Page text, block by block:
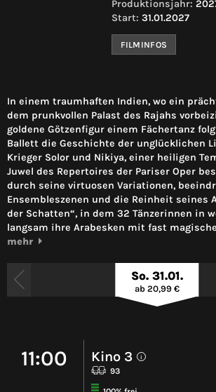
Produktionsjahr:
Start: 31.01.2027
FILMINFOS
In einem traumhaften Indien, wo ein
dem prunkvollen Palast des Rajahs
goldene Götzenfigur einem Fächertanz
Ballett die Geschichte der unglücklichen
Krieger Solor und Nikiya, einer heiligen
Juwel des Repertoires der Pariser Oper
durch seine virtuosen Variationen,
Ensembleszenen und die Reinheit seines
der Schatten“, in dem 32 Tänzerinnen in
langsam ihre Arabesken mit fast
mehr
So. 31.01.
ab 20,99 €
11:00 Kino 3 i
93